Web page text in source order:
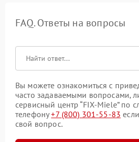
FAQ. Ответы на вопросы
Вы можете ознакомиться с
часто задаваемыми вопросами,
сервисный центр “FIX-Miele” по
телефону+7 (800) 301-55-83
свой вопрос.